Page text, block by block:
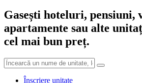
Gasești hoteluri, pensiuni,
apartamente sau alte
cel mai bun preț.
Înscriere unitate